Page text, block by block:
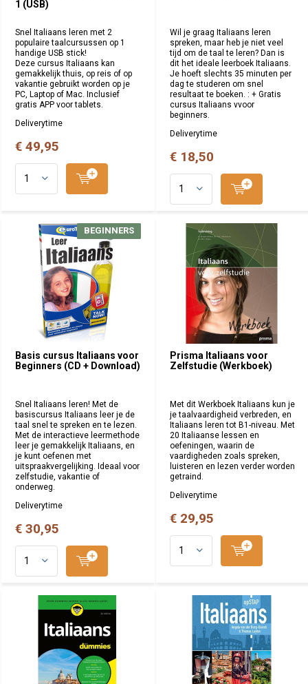
1 (USB)
Snel Italiaans leren met 2
populaire taalcursussen op 1
handige USB stick!
Deze cursus Italiaans kan
gemakkelijk thuis, op reis of op
vakantie gebruikt worden op je
PC, Laptop of Mac. Inclusief
gratis APP voor tablets.
Deliverytime
€ 49,95
Wil je graag Italiaans leren
spreken, maar heb je niet veel
tijd om de taal te leren? Dan is
dit het ideale leerboek Italiaans.
Je hoeft slechts 35 minuten per
dag te studeren om snel
resultaat te boeken. : + Gratis
cursus Italiaans vvoor
beginners.
Deliverytime
€ 18,50
Basis cursus Italiaans voor
Beginners (CD + Download)
Snel Italiaans leren! Met de
basiscursus Italiaans leer je de
taal snel te spreken en te lezen.
Met de interactieve leermethode
leer je gemakkelijk Italiaans, en
je kunt oefenen met
uitspraakvergelijking. Ideaal voor
zelfstudie, vakantie of
onderweg.
Deliverytime
BEGINNERS
€ 30,95
BEGINNERS
Prisma Italiaans voor
Zelfstudie (Werkboek)
Met dit Werkboek Italiaans kun je
je taalvaardigheid verbreden, en
Italiaans leren tot B1-niveau. Met
20 Italiaanse lessen en
oefeningen, waarin de
vaardigheden zoals spreken,
luisteren en lezen verder worden
getraind.
Deliverytime
€ 29,95